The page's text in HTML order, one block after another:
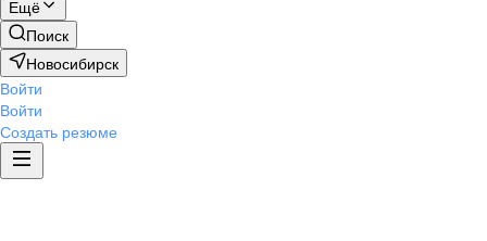
Ещё
Поиск
Новосибирск
Войти
Войти
Создать резюме